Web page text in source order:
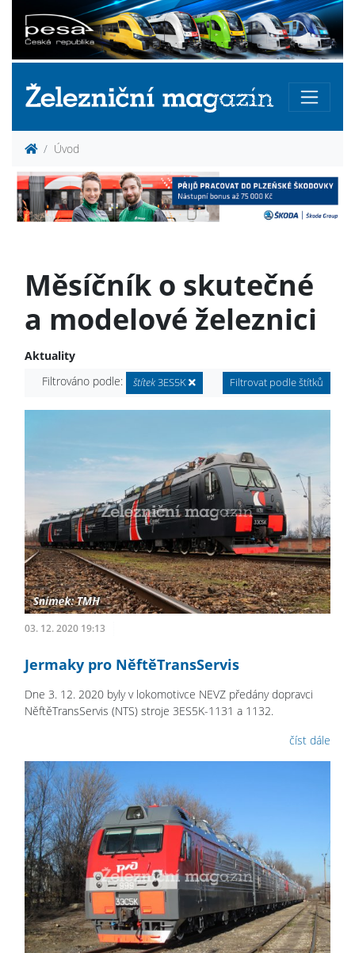
Úvod
Měsíčník o skutečné
a modelové železnici
Aktuality
Filtrováno podle:
štítek3ES5K Filtrovat podle štítků
03. 12. 2020 19:13
Jermaky pro NěftěTransServis
Dne 3. 12. 2020 byly v lokomotivce NEVZ předány dopravci
NěftěTransServis (NTS) stroje 3ES5K-1131 a 1132.
číst dále